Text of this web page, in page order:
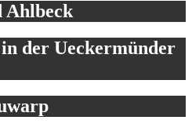
Ahlbeck
der Ueckermünder